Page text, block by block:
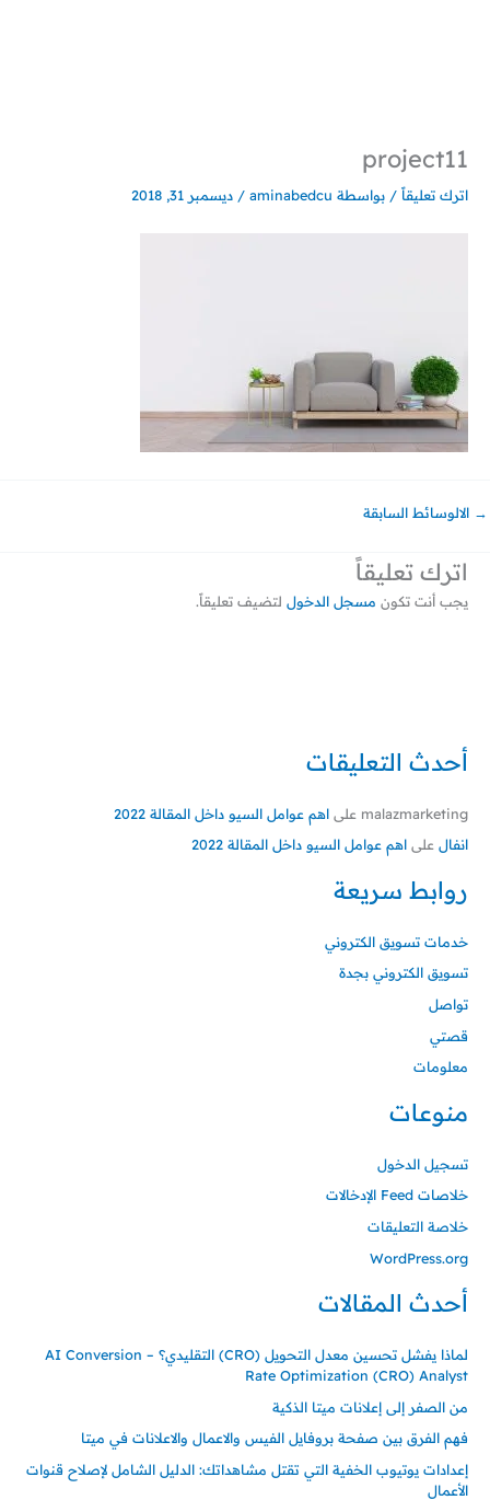
أحدث التعليقات
malazmarketing على اهم عوامل السيو داخل المقالة 2022
انفال على اهم عوامل السيو داخل المقالة 2022
روابط سريعة
خدمات تسويق الكتروني
تسويق الكتروني بجدة
تواصل
قصتي
معلومات
منوعات
تسجيل الدخول
خلاصات Feed الإدخالات
خلاصة التعليقات
WordPress.org
أحدث المقالات
لماذا يفشل تحسين معدل التحويل (CRO) التقليدي؟ – AI Conversion
Rate Optimization (CRO) Analyst
من الصفر إلى إعلانات ميتا الذكية
فهم الفرق بين صفحة بروفايل الفيس والاعمال والاعلانات في ميتا
إعدادات يوتيوب الخفية التي تقتل مشاهداتك: الدليل الشامل لإصلاح قنوات
الأعمال
project11
اترك تعليقاً / بواسطة aminabedcu
/ ديسمبر 31, 2018
→ الالوسائط السابقة
اترك تعليقاً
يجب أنت تكون مسجل الدخول لتضيف تعليقاً.